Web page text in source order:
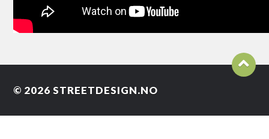
© 2026STREETDESIGN.NO